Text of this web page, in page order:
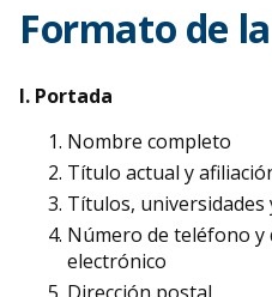
Formato de
I. Portada
Nombre completo
Título actual y
Títulos,
Número de teléfono y
electrónico